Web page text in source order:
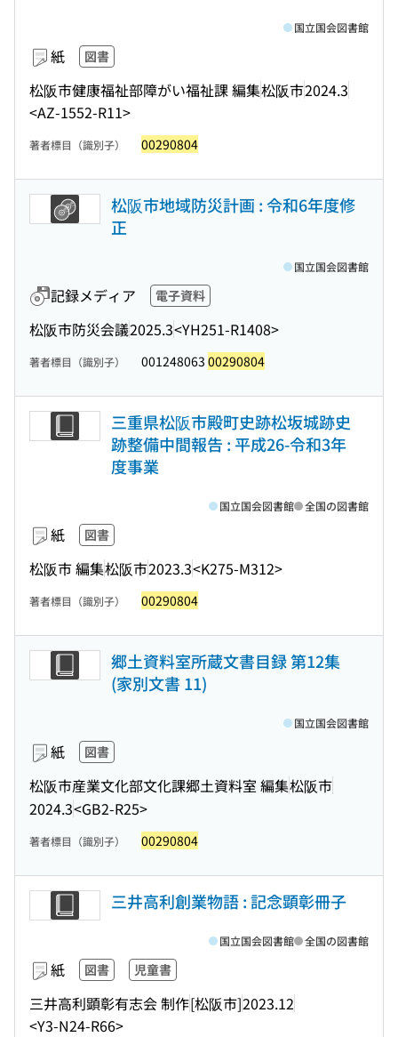
紙 図書
松阪市健康福祉部障がい福祉課 編集松阪市2024.3
<AZ-1552-R11>
国立国会図書館
著者標目（識別子） 00290804
松阪市地域防災計画 : 令和6年度修
正
記録メディア 電子資料
松阪市防災会議2025.3<YH251-R1408>
国立国会図書館
著者標目（識別子） 001248063 00290804
三重県松阪市殿町史跡松坂城跡史
跡整備中間報告 : 平成26-令和3年
度事業
紙 図書
松阪市 編集松阪市2023.3<K275-M312>
国立国会図書館 全国の図書館
著者標目（識別子） 00290804
郷土資料室所蔵文書目録 第12集
(家別文書 11)
紙 図書
松阪市産業文化部文化課郷土資料室 編集松阪市
2024.3<GB2-R25>
国立国会図書館
著者標目（識別子） 00290804
三井高利創業物語 : 記念顕彰冊子
紙 図書 児童書
三井高利顕彰有志会 制作[松阪市]2023.12
<Y3-N24-R66>
国立国会図書館 全国の図書館